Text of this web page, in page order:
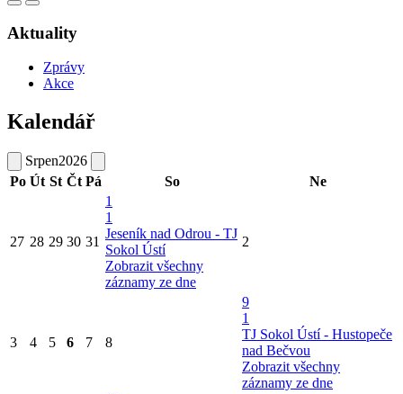
Aktuality
Zprávy
Akce
Kalendář
Srpen2026
Po Út St Čt Pá So Ne
27 28 29 30 31
1
1
Jeseník nad Odrou - TJ
Sokol Ústí
Zobrazit všechny
záznamy ze dne
2
3 4 5 6 7 8
9
1
TJ Sokol Ústí - Hustopeče
nad Bečvou
Zobrazit všechny
záznamy ze dne